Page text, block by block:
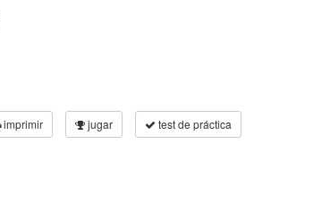
imprimir jugar test de práctica